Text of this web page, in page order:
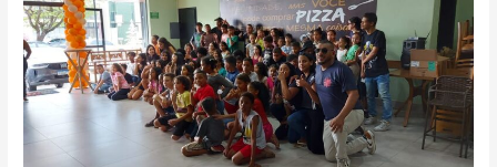
Criança
na
Pizzaria